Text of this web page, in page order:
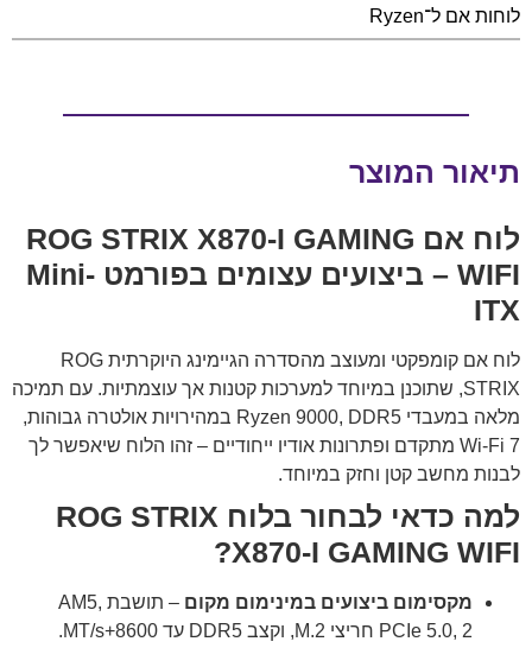
לוחות אם ל־Ryzen
תיאור המוצר
לוח אם ROG STRIX X870-I GAMING
WIFI – ביצועים עצומים בפורמט Mini-
ITX
לוח אם קומפקטי ומעוצב מהסדרה הגיימינג היוקרתית ROG
STRIX, שתוכנן במיוחד למערכות קטנות אך עוצמתיות. עם תמיכה
מלאה במעבדי Ryzen 9000, DDR5 במהירויות אולטרה גבוהות,
Wi-Fi 7 מתקדם ופתרונות אודיו ייחודיים – זהו הלוח שיאפשר לך
לבנות מחשב קטן וחזק במיוחד.
למה כדאי לבחור בלוח ROG STRIX
X870-I GAMING WIFI?
מקסימום ביצועים במינימום מקום
– תושבת AM5,
PCIe 5.0, 2 חריצי M.2, וקצב DDR5 עד 8600+MT/s.